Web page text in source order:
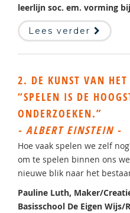
leerlijn soc. em. vorming
Lees verder
2. DE KUNST VAN HET
“SPELEN IS DE
ONDERZOEKEN.”
- ALBERT EINSTEIN -
Hoe vaak spelen we zelf
om te spelen binnen ons
nieuwe blik naar het
Pauline Luth, Maker/
Basisschool De Eigen